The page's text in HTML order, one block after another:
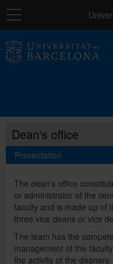
Navigation
Dean's office
Presentation
The dean's office
or administrator of the
faculty and is made up of
three vice deans or vice
The team has the
management of the
the activity of the deanery.